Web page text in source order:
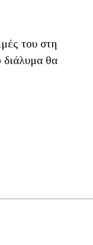
του στη
διάλυμα θα